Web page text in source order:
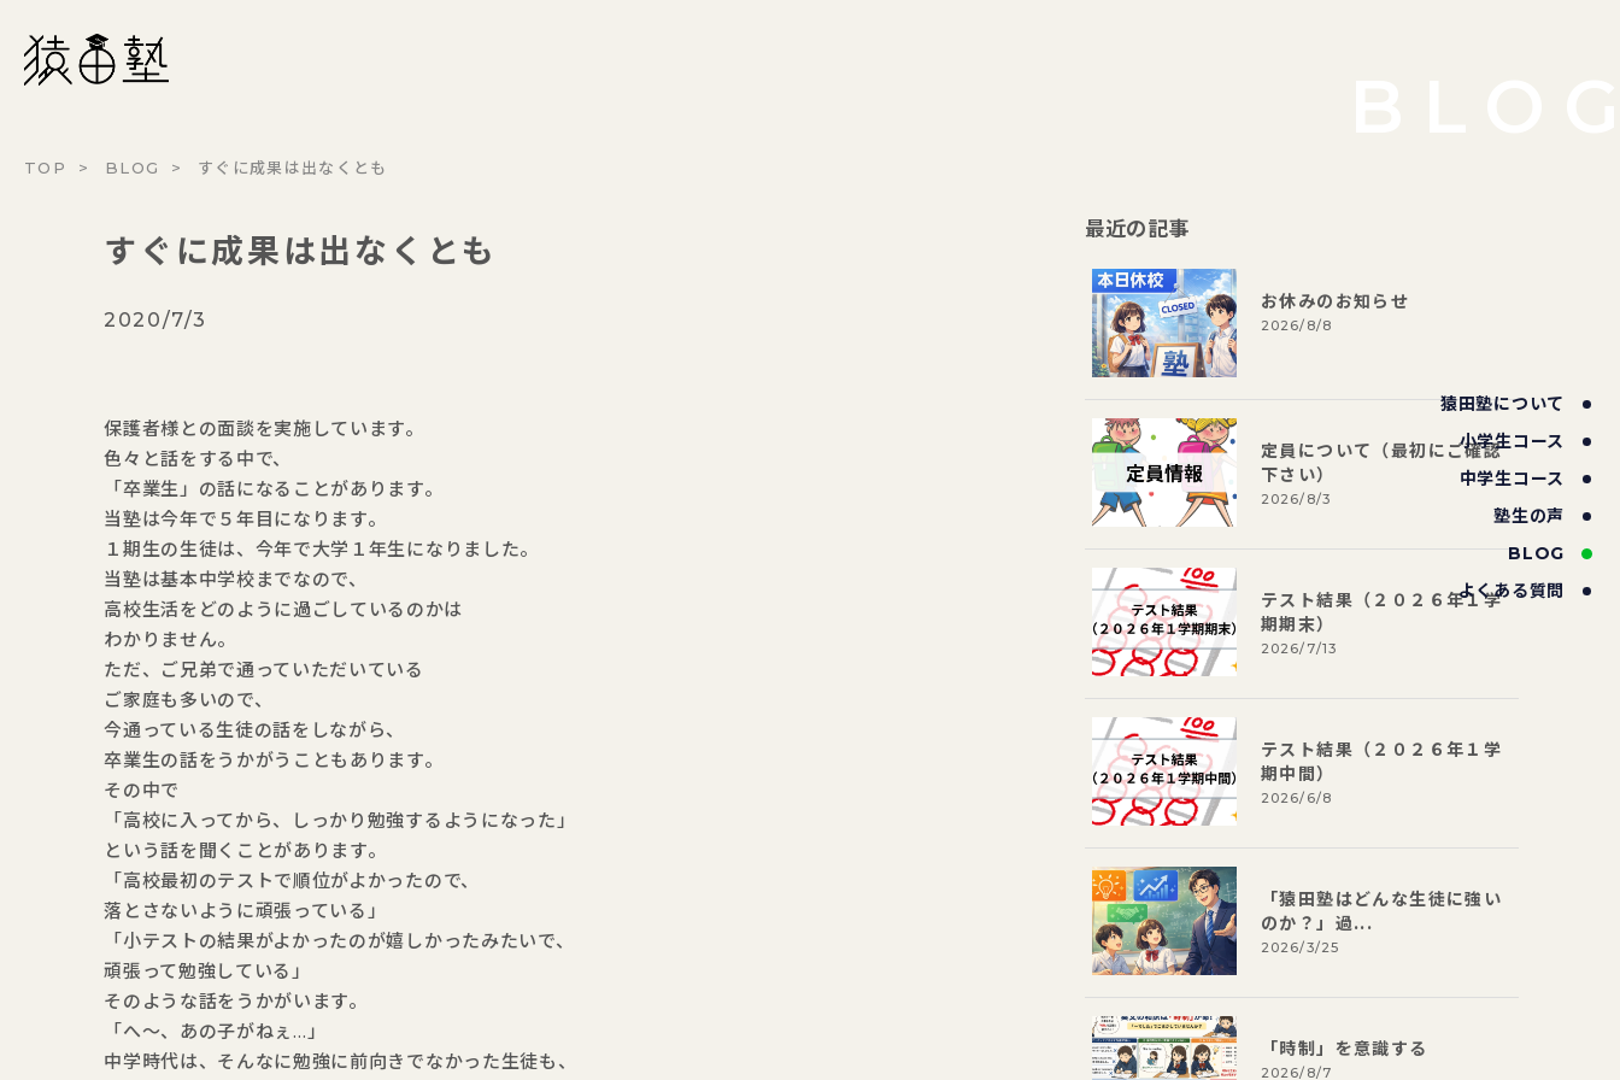
猿田塾について
小学生コース
中学生コース
塾生の声
BLOG
よくある質問
猿田塾
TOP BLOG すぐに成果は出なくとも
すぐに成果は出なくとも
2020/7/3
保護者様との面談を実施しています。
色々と話をする中で、
「卒業生」の話になることがあります。
当塾は今年で５年目になります。
１期生の生徒は、今年で大学１年生になりました。
当塾は基本中学校までなので、
高校生活をどのように過ごしているのかは
わかりません。
ただ、ご兄弟で通っていただいている
ご家庭も多いので、
今通っている生徒の話をしながら、
卒業生の話をうかがうこともあります。
その中で
「高校に入ってから、しっかり勉強するようになった」
という話を聞くことがあります。
「高校最初のテストで順位がよかったので、
落とさないように頑張っている」
「小テストの結果がよかったのが嬉しかったみたいで、
頑張って勉強している」
そのような話をうかがいます。
「へ～、あの子がねぇ…」
中学時代は、そんなに勉強に前向きでなかった生徒も、
最近の記事
お休みのお知らせ
2026/8/8
定員について（最初にご確認
下さい）
2026/8/3
テスト結果（２０２６年１学
期期末）
2026/7/13
テスト結果（２０２６年１学
期中間）
2026/6/8
「猿田塾はどんな生徒に強い
のか？」過...
2026/3/25
「時制」を意識する
2026/8/7